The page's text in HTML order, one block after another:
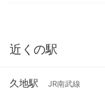
近くの駅
久地駅 JR南武線